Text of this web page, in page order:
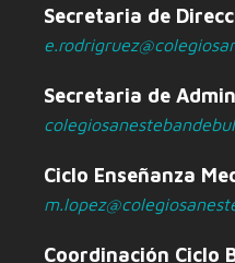
Secretaria de
Secretaria de
Ciclo Enseñanza
Coordinación Ciclo